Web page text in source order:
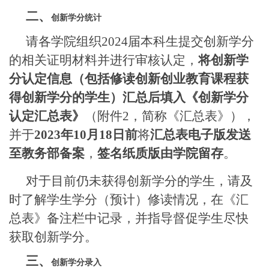
二、
创新学分统计
请各学院组织2024届本科生提交创新学分
的相关证明材料并进行审核认定，将创新学
分认定信息（包括修读创新创业教育课程获
得创新学分的学生）汇总后填入《创新学分
认定汇总表》
（附件2 ，简称《汇总表》），
并于2023年10月 18 日前将汇总表电子版发送
至教务部备案 ， 签名纸质版由学院留存。
对于目前仍未获得创新学分的学生，请及
时了解学生学分（预计）修读情况，在《汇
总表》备注栏中记录，并指导督促学生尽快
获取创新学分。
三、
创新学分录入